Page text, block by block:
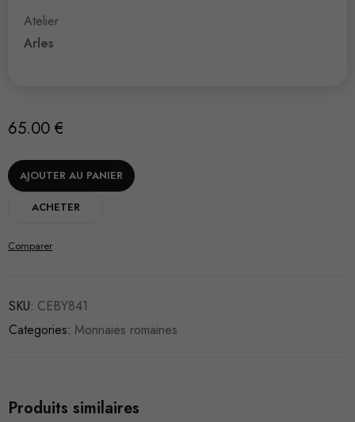
Atelier
Arles
65.00 €
AJOUTER AU PANIER
ACHETER
Comparer
SKU: CEBY841
Categories: Monnaies romaines
Produits similaires